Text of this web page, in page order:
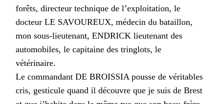
forêts, directeur technique de l’exploitation, le
docteur LE SAVOUREUX, médecin du bataillon,
mon sous-lieutenant, ENDRICK lieutenant des
automobiles, le capitaine des tringlots, le
vétérinaire.
Le commandant DE BROISSIA pousse de véritables
cris, gesticule quand il découvre que je suis de Brest